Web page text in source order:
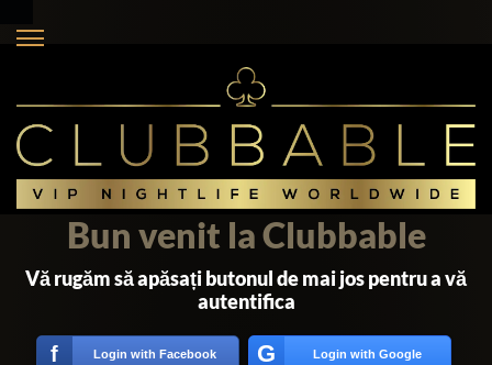
Bun venit la Clubbable
Vă rugăm să apăsați butonul de mai jos pentru a vă
autentifica
f Login with Facebook G Login with Google